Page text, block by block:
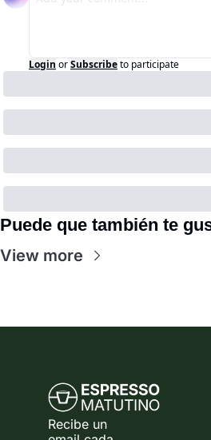
Login orSubscribeto participate
Puede que también te
View more
Recibe un